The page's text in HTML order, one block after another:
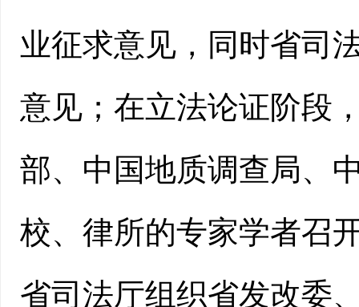
业征求意见，同时省司
意见；在立法论证阶段
部、中国地质调查局、
校、律所的专家学者召
省司法厅组织省发改委